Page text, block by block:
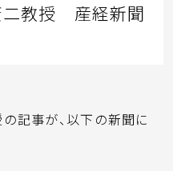
二教授 産経新聞
記事が、以下の新聞に